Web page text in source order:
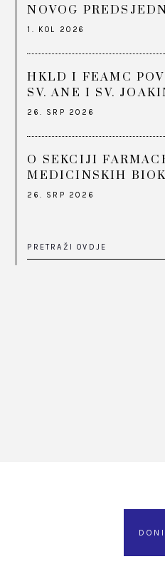
NOVOG
1. KOL 2026
HKLD I FEAMC
SV. ANE I SV.
26. SRP 2026
O SEKCIJI
MEDICINSKIH
26. SRP 2026